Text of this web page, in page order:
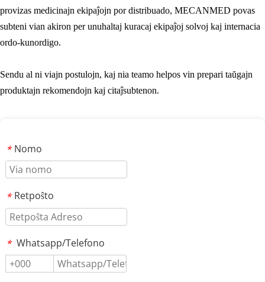
provizas medicinajn ekipaĵojn por distribuado, MECANMED povas
subteni vian akiron per unuhaltaj kuracaj ekipaĵoj solvoj kaj internacia
ordo-kunordigo.
Sendu al ni viajn postulojn, kaj nia teamo helpos vin prepari taŭgajn
produktajn rekomendojn kaj citaĵsubtenon.
* Nomo
* Retpoŝto
* Whatsapp/Telefono